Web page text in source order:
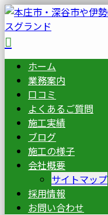
ホーム
業務案内
口コミ
よくあるご質問
施工実績
ブログ
施工の様子
会社概要
サイトマップ
採用情報
お問い合わせ